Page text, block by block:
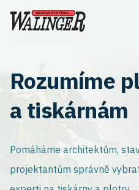
Rozumíme
a tiskárnám
Pomáháme architektům,
projektantům správně